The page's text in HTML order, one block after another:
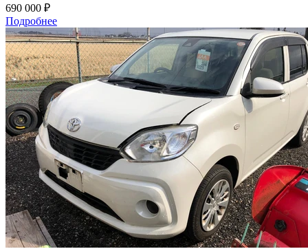
690 000 ₽
Подробнее